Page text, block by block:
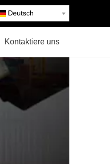
Deutsch
Kontaktiere uns